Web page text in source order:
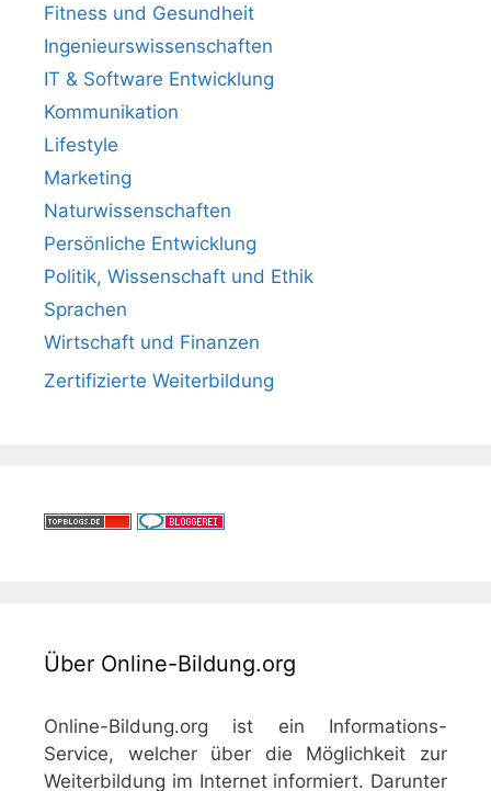
Fitness und Gesundheit
Ingenieurswissenschaften
IT & Software Entwicklung
Kommunikation
Lifestyle
Marketing
Naturwissenschaften
Persönliche Entwicklung
Politik, Wissenschaft und Ethik
Sprachen
Wirtschaft und Finanzen
Zertifizierte Weiterbildung
Über Online-Bildung.org
Online-Bildung.org ist ein Informations-
Service, welcher über die Möglichkeit zur
Weiterbildung im Internet informiert. Darunter